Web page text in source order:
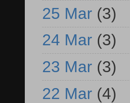
25 Mar (3)
24 Mar (3)
23 Mar (3)
22 Mar (4)